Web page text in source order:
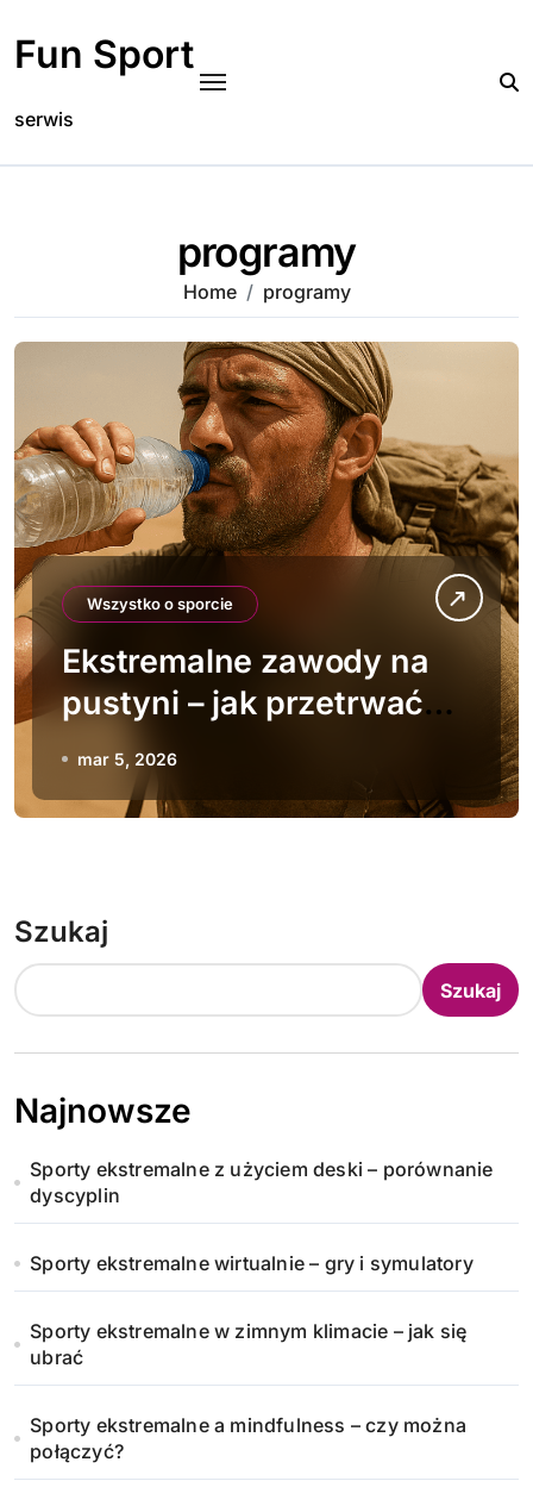
content
Fun Sport
serwis
programy
Home programy
Wszystko o sporcie
Ekstremalne zawody na
pustyni – jak przetrwać
upał
mar 5, 2026
Szukaj
Szukaj
Najnowsze
Sporty ekstremalne z użyciem deski – porównanie
dyscyplin
Sporty ekstremalne wirtualnie – gry i symulatory
Sporty ekstremalne w zimnym klimacie – jak się
ubrać
Sporty ekstremalne a mindfulness – czy można
połączyć?